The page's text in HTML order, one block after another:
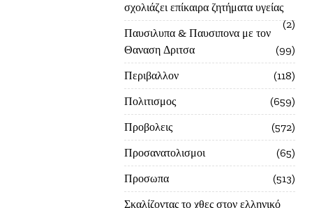
σχολιάζει επίκαιρα ζητήματα υγείας
2
Παυσιλυπα & Παυσιπονα με τον
Θαναση Δριτσα
99
Περιβαλλον
118
Πολιτισμος
659
Προβολεις
572
Προσανατολισμοι
65
Προσωπα
513
Σκαλίζοντας το χθες στον ελληνικό